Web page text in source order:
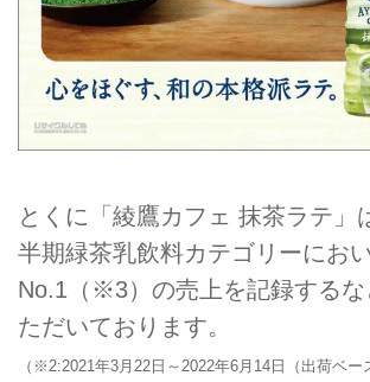
とくに「綾鷹カフェ 抹茶ラテ」
半期緑茶乳飲料カテゴリーにお
No.1（※3）の売上を記録するな
ただいております。
（※2:2021年3月22日～2022年6月14日（出荷ベー